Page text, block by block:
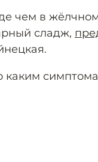
чем в
сладж,
каким